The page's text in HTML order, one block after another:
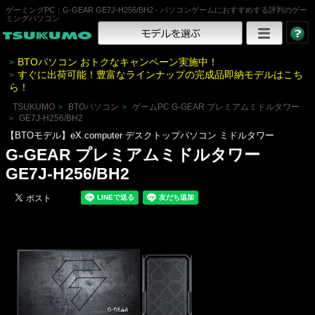
ゲーミングPC：G-GEAR GE7J-H256/BH2 - パソコンゲームにおすすめする評判のゲー
ミングパソコン
> BTOパソコン おトクなキャンペーン実施中！
> すぐに出荷可能！豊富なラインナップの完成品即納モデルはこち
ら！
TSUKUMO > BTOパソコン > ゲームPC G-GEAR プレミアムミドルタワー
> GE7J-H256/BH2
【BTOモデル】eX.computer デスクトップパソコン ミドルタワー
G-GEAR プレミアムミドルタワー
GE7J-H256/BH2